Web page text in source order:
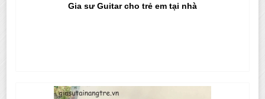
Gia sư Guitar cho trẻ em tại nhà